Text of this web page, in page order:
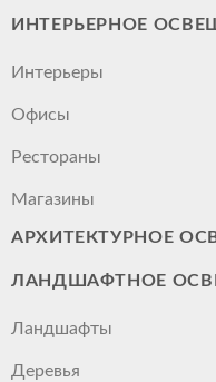
ИНТЕРЬЕРНОЕ
Интерьеры
Офисы
Рестораны
Магазины
АРХИТЕКТУРНОЕ
ЛАНДШАФТНОЕ
Ландшафты
Деревья